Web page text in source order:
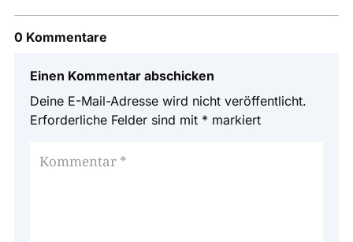
0 Kommentare
Einen Kommentar abschicken
Deine E-Mail-Adresse wird nicht veröffentlicht.
Erforderliche Felder sind mit * markiert